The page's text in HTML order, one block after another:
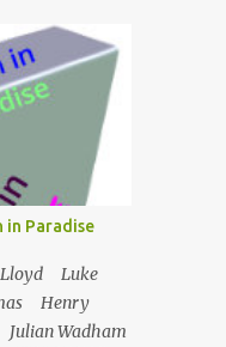
in Paradise
Lloyd Luke
Henry
Wadham